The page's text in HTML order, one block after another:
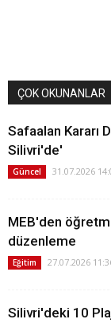
ÇOK OKUNANLAR
Safaalan Kararı
Silivri'de'
Güncel 31.07.2026
MEB'den
düzenleme
Eğitim 27.07.2026
Silivri'deki 10